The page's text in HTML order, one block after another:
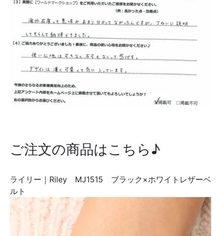
ご注文の商品はこちら♪
ライリー｜Riley MJ1515 ブラック×ホワイトレザーベ
ルト